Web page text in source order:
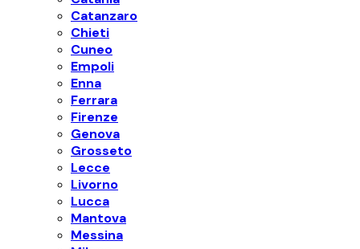
Catanzaro
Chieti
Cuneo
Empoli
Enna
Ferrara
Firenze
Genova
Grosseto
Lecce
Livorno
Lucca
Mantova
Messina